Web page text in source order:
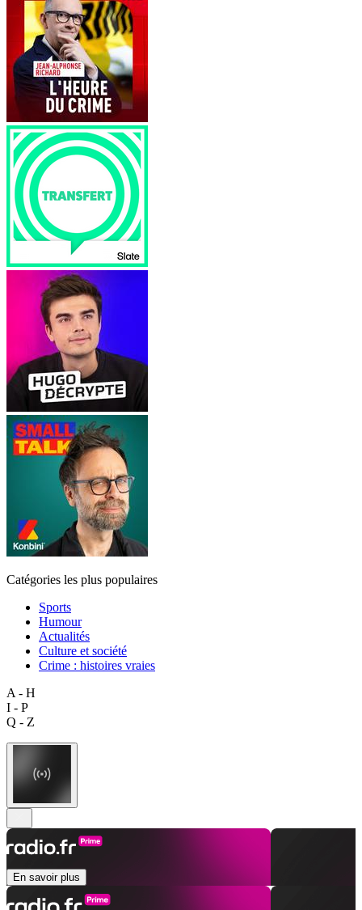
Catégories les plus populaires
Sports
Humour
Actualités
Culture et société
Crime : histoires vraies
A - H
I - P
Q - Z
En savoir plus